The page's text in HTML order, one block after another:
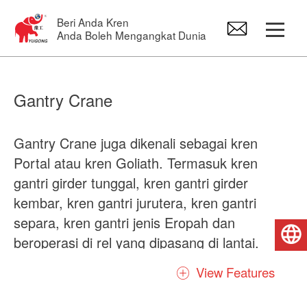
Beri Anda Kren
Anda Boleh Mengangkat Dunia
Jib Crane
Gelung elektrik
Alat ganti kren
Gantry Crane
Gantry Crane juga dikenali sebagai kren
Portal atau kren Goliath. Termasuk kren
gantri girder tunggal, kren gantri girder
kembar, kren gantri jurutera, kren gantri
separa, kren gantri jenis Eropah dan
beroperasi di rel yang dipasang di lantai.
Terutama digunakan dalam Keluli, Hasil
Hutan, Intermodal, Biomassa / Pelet, Beton
View Features
Bahasa Melayu